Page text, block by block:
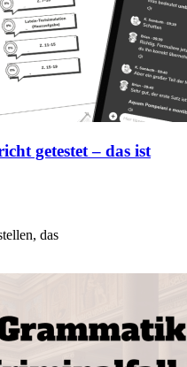
getestet – das ist
das